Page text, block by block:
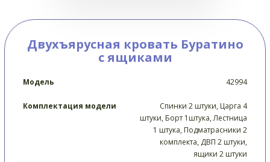
Двухъярусная кровать Буратино
с ящиками
Модель 42994
Комплектация модели
Спинки 2 штуки, Царга 4
штуки, Борт 1штука, Лестница
1 штука, Подматрасники 2
комплекта, ДВП 2 штуки,
ящики 2 штуки